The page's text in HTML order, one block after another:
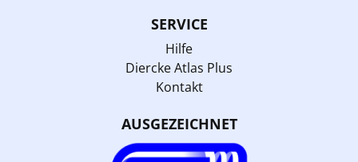
SERVICE
Hilfe
Diercke Atlas Plus
Kontakt
AUSGEZEICHNET